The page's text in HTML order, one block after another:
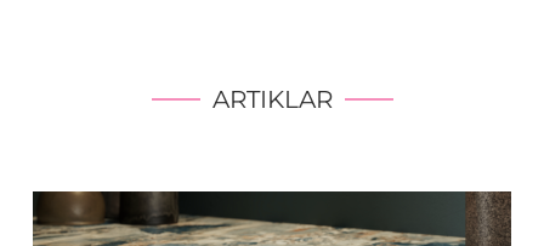
ARTIKLAR